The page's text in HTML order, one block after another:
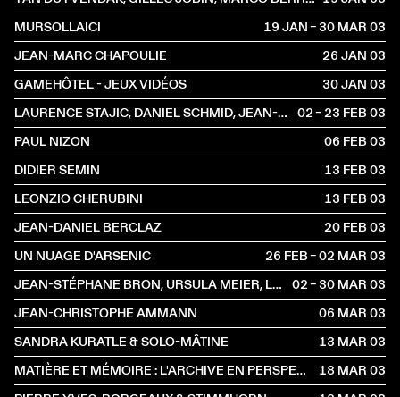
MURSOLLAICI
19 JAN – 30 MAR2003
JEAN-MARC CHAPOULIE
26 JAN2003
GAMEHÔTEL - JEUX VIDÉOS
30 JAN2003
LAURENCE STAJIC, DANIEL SCHMID, JEAN-MARC CHAPOULIE, JEANNE BERTHOUD
02 – 23 FEB2003
PAUL NIZON
06 FEB2003
DIDIER SEMIN
13 FEB2003
LEONZIO CHERUBINI
13 FEB2003
JEAN-DANIEL BERCLAZ
20 FEB2003
UN NUAGE D'ARSENIC
26 FEB – 02 MAR2003
JEAN-STÉPHANE BRON, URSULA MEIER, LIONEL BAIER, PETER ENTELL, JEAN-MARC CHAPOULIE, PETER GUYER, JACQUELINE VEUVE
02 – 30 MAR2003
JEAN-CHRISTOPHE AMMANN
06 MAR2003
SANDRA KURATLE & SOLO-MÂTINE
13 MAR2003
MATIÈRE ET MÉMOIRE : L'ARCHIVE EN PERSPECTIVE
18 MAR2003